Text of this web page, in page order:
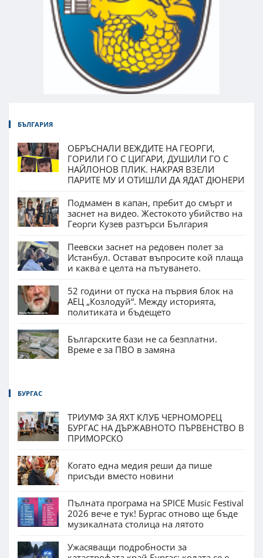
БЪЛГАРИЯ
ОБРЪСНАЛИ ВЕЖДИТЕ НА ГЕОРГИ,
ГОРИЛИ ГО С ЦИГАРИ, ДУШИЛИ ГО С
НАЙЛОНОВ ПЛИК. НАКРАЯ ВЗЕЛИ
ПАРИТЕ МУ И ОТИШЛИ ДА ЯДАТ ДЮНЕРИ
Подмамен в капан, пребит до смърт и
заснет на видео. Жестокото убийство на
Георги Кузев разтърси България
Пеевски заснет на редовен полет за
Истанбул. Остават въпросите кой плаща
и каква е целта на пътуването.
52 години от пуска на първия блок на
АЕЦ „Козлодуй“. Между историята,
политиката и бъдещето
Българските бази не са безплатни.
Време е за ПВО в замяна
БУРГАС
ТРИУМФ ЗА ЯХТ КЛУБ ЧЕРНОМОРЕЦ
БУРГАС НА ДЪРЖАВНОТО ПЪРВЕНСТВО В
ПРИМОРСКО
Когато една медия реши да пише
присъди вместо новини
Пълната програма на SPICE Music Festival
2026 вече е тук! Бургас отново ще бъде
музикалната столица на лятото
Ужасяващи подробности за